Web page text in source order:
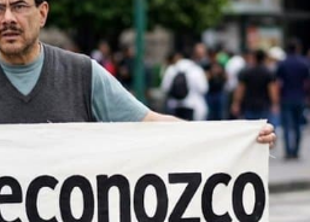
Inglaterra: un
como protagonistas a
selecciones con una enorme